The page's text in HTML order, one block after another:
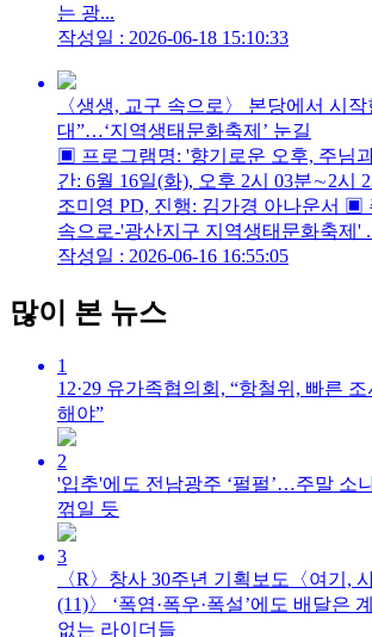
는 광...
작성일 : 2026-06-18 15:10:33
〈생생, 교구 속으로〉 본당에서 시작
대”…‘지역생태문화축제’ 눈길
▣ 프로그램명: '향기로운 오후, 주님
간: 6월 16일(화), 오후 2시 03분∼2시
조미영 PD, 진행: 김가경 아나운서 ▣
속으로-'광산지구 지역생태문화축제'
작성일 : 2026-06-16 16:55:05
많이 본 뉴스
1
12·29 유가족협의회, “항철위, 빠른
해야”
2
'입추'에도 전남광주 ‘펄펄’…주말 소
꺾일 듯
3
〈R〉창사 30주년 기획보도〈여기,
(11)〉 ‘폭염·폭우·폭설’에도 배달은
없는 라이더들